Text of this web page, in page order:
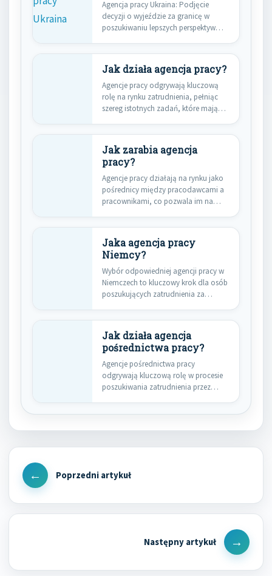
Agencja pracy Ukraina: Podjęcie
decyzji o wyjeździe za granicę w
poszukiwaniu lepszych perspektyw
Jak działa agencja pracy?
Agencje pracy odgrywają kluczową
rolę na rynku zatrudnienia, pełniąc
szereg istotnych zadań, które mają
Jak zarabia agencja
pracy?
Agencje pracy działają na rynku jako
pośrednicy między pracodawcami a
pracownikami, co pozwala im na…
Jaka agencja pracy
Niemcy?
Wybór odpowiedniej agencji pracy w
Niemczech to kluczowy krok dla osób
poszukujących zatrudnienia za
Jak działa agencja
pośrednictwa pracy?
Agencje pośrednictwa pracy
odgrywają kluczową rolę w procesie
poszukiwania zatrudnienia przez
Nawigacja
wpisu
Previous
Next
Post